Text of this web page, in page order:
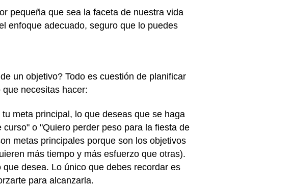
pequeña que sea la faceta de nuestra vida
enfoque adecuado, seguro que lo puedes
un objetivo? Todo es cuestión de planificar
necesitas hacer:
meta principal, lo que deseas que se haga
o "Quiero perder peso para la fiesta de
metas principales porque son los objetivos
más tiempo y más esfuerzo que otras).
desea. Lo único que debes recordar es
para alcanzarla.